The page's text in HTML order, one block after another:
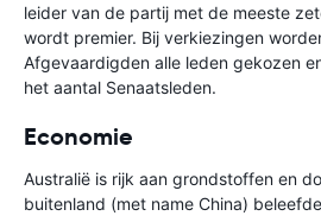
leider van de partij met de meeste
wordt premier. Bij verkiezingen
Afgevaardigden alle leden gekozen
het aantal Senaatsleden.
Economie
Australië is rijk aan grondstoffen en
buitenland (met name China)